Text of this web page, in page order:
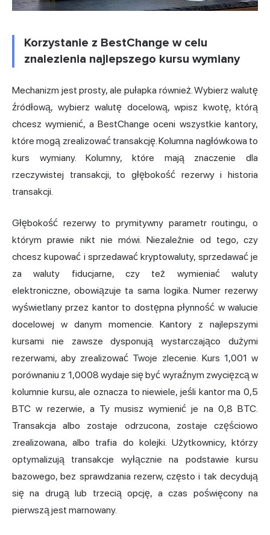
Korzystanie z BestChange w celu
znalezienia najlepszego kursu wymiany
Mechanizm jest prosty, ale pułapka również. Wybierz walutę
źródłową, wybierz walutę docelową, wpisz kwotę, którą
chcesz wymienić, a BestChange oceni wszystkie kantory,
które mogą zrealizować transakcję. Kolumna nagłówkowa to
kurs wymiany. Kolumny, które mają znaczenie dla
rzeczywistej transakcji, to głębokość rezerwy i historia
transakcji.
Głębokość rezerwy to prymitywny parametr routingu, o
którym prawie nikt nie mówi. Niezależnie od tego, czy
chcesz kupować i sprzedawać kryptowaluty, sprzedawać je
za waluty fiducjarne, czy też wymieniać waluty
elektroniczne, obowiązuje ta sama logika. Numer rezerwy
wyświetlany przez kantor to dostępna płynność w walucie
docelowej w danym momencie. Kantory z najlepszymi
kursami nie zawsze dysponują wystarczająco dużymi
rezerwami, aby zrealizować Twoje zlecenie. Kurs 1,001 w
porównaniu z 1,0008 wydaje się być wyraźnym zwycięzcą w
kolumnie kursu, ale oznacza to niewiele, jeśli kantor ma 0,5
BTC w rezerwie, a Ty musisz wymienić je na 0,8 BTC.
Transakcja albo zostaje odrzucona, zostaje częściowo
zrealizowana, albo trafia do kolejki. Użytkownicy, którzy
optymalizują transakcje wyłącznie na podstawie kursu
bazowego, bez sprawdzania rezerw, często i tak decydują
się na drugą lub trzecią opcję, a czas poświęcony na
pierwszą jest marnowany.